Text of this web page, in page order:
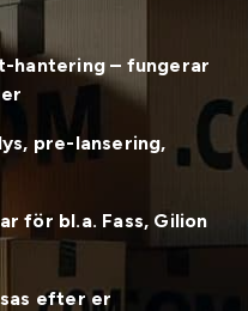
hantering – fungerar
pre-lansering,
för bl.a. Fass, Gilion
efter er